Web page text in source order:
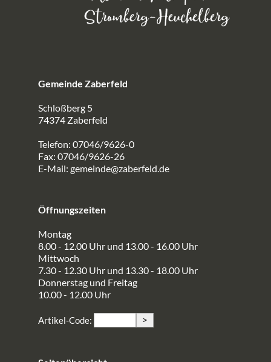
Gemeinde Zaberfeld
Schloßberg 5
74374 Zaberfeld
Telefon: 07046/9626-0
Fax: 07046/9626-26
E-Mail: gemeinde@zaberfeld.de
Öffnungszeiten
Montag
8.00 - 12.00 Uhr und 13.00 - 16.00 Uhr
Mittwoch
7.30 - 12.30 Uhr und 13.30 - 18.00 Uhr
Donnerstag und Freitag
10.00 - 12.00 Uhr
Artikel-Code: >